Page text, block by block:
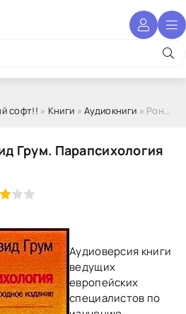
софт!! » Книги »Аудиокниги » Рон Робертс, Дэвид Грум. Парапсихология (аудиокнига)
Грум. Парапсихология
Аудиоверсия книги
ведущих
европейских
специалистов по